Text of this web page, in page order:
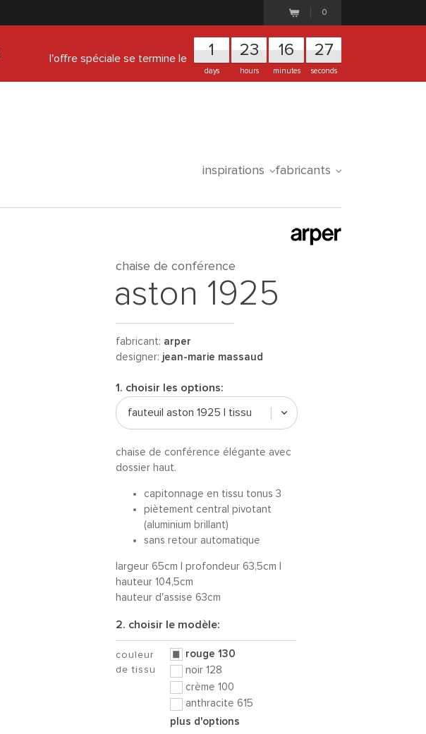
0
l'offre spéciale se termine le 1
days
23
hours
16
minutes
26
seconds
inspirations fabricants
chaise de conférence
aston 1925
fabricant: arper
designer: jean-marie massaud
1. choisir les options:
fauteuil aston 1925 | tissu
chaise de conférence élégante avec
dossier haut.
capitonnage en tissu tonus 3
piètement central pivotant
(aluminium brillant)
sans retour automatique
largeur 65cm | profondeur 63,5cm |
hauteur 104,5cm
hauteur d'assise 63cm
2. choisir le modèle:
couleur
de tissu
rouge 130
noir 128
crème 100
anthracite 615
plus d'options